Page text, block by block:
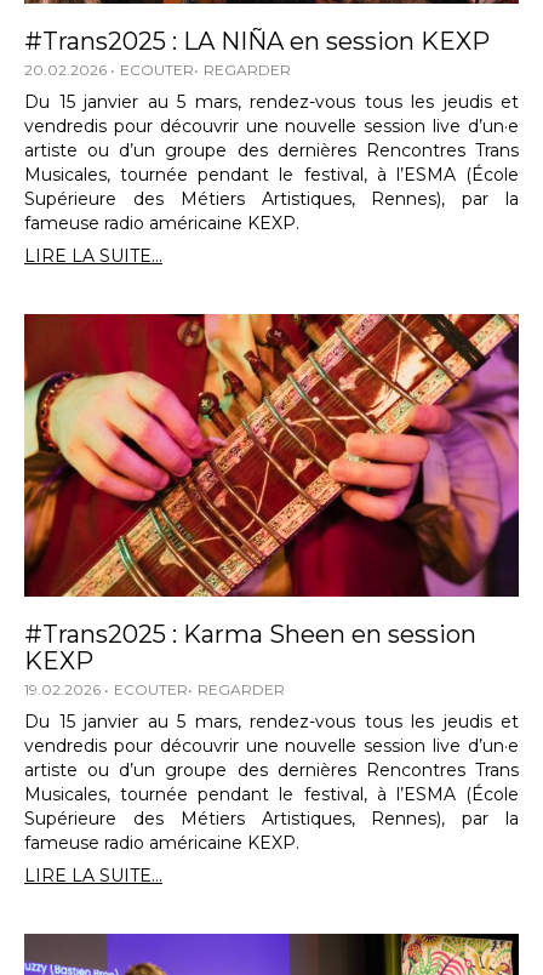
#Trans2025 : LA NIÑA en session KEXP
20.02.2026 ECOUTER REGARDER
Du 15 janvier au 5 mars, rendez-vous tous les jeudis et
vendredis pour découvrir une nouvelle session live d’un·e
artiste ou d’un groupe des dernières Rencontres Trans
Musicales, tournée pendant le festival, à l’ESMA (École
Supérieure des Métiers Artistiques, Rennes), par la
fameuse radio américaine KEXP.
LIRE LA SUITE...
#Trans2025 : Karma Sheen en session
KEXP
19.02.2026 ECOUTER REGARDER
Du 15 janvier au 5 mars, rendez-vous tous les jeudis et
vendredis pour découvrir une nouvelle session live d’un·e
artiste ou d’un groupe des dernières Rencontres Trans
Musicales, tournée pendant le festival, à l’ESMA (École
Supérieure des Métiers Artistiques, Rennes), par la
fameuse radio américaine KEXP.
LIRE LA SUITE...